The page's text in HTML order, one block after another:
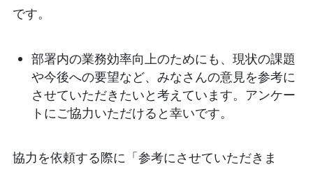
です。
部署内の業務効率向上のためにも、現状の課題
や今後への要望など、みなさんの意見を参考に
させていただきたいと考えています。アンケー
トにご協力いただけると幸いです。
協力を依頼する際に「参考にさせていただきま